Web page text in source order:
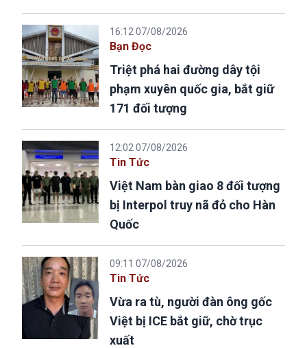
16:12 07/08/2026
Bạn Đọc
Triệt phá hai đường dây tội
phạm xuyên quốc gia, bắt giữ
171 đối tượng
12:02 07/08/2026
Tin Tức
Việt Nam bàn giao 8 đối tượng
bị Interpol truy nã đỏ cho Hàn
Quốc
09:11 07/08/2026
Tin Tức
Vừa ra tù, người đàn ông gốc
Việt bị ICE bắt giữ, chờ trục
xuất